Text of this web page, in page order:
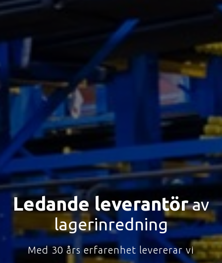
Ledande leverantörav
lagerinredning
Med 30 års erfarenhet levererar vi